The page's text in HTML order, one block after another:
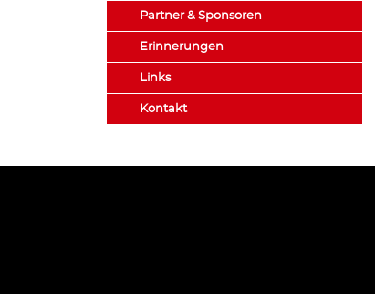
Partner & Sponsoren
Erinnerungen
Links
Kontakt